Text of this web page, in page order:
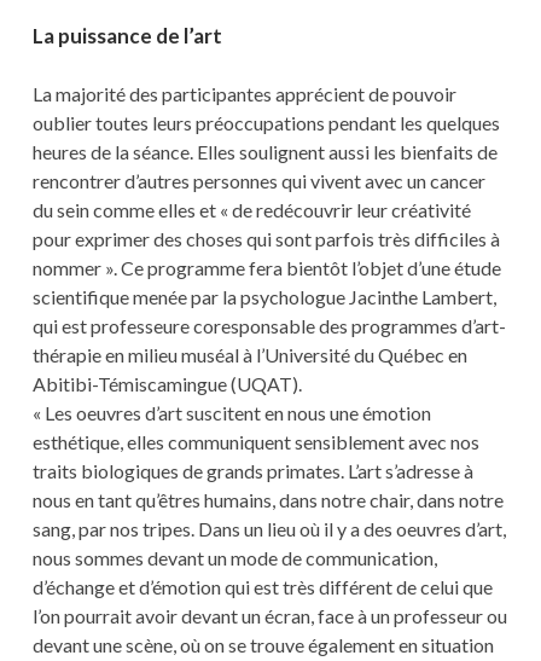
La puissance de l’art
La majorité des participantes apprécient de pouvoir
oublier toutes leurs préoccupations pendant les quelques
heures de la séance. Elles soulignent aussi les bienfaits de
rencontrer d’autres personnes qui vivent avec un cancer
du sein comme elles et « de redécouvrir leur créativité
pour exprimer des choses qui sont parfois très difficiles à
nommer ». Ce programme fera bientôt l’objet d’une étude
scientifique menée par la psychologue Jacinthe Lambert,
qui est professeure coresponsable des programmes d’art-
thérapie en milieu muséal à l’Université du Québec en
Abitibi-Témiscamingue (UQAT).
« Les oeuvres d’art suscitent en nous une émotion
esthétique, elles communiquent sensiblement avec nos
traits biologiques de grands primates. L’art s’adresse à
nous en tant qu’êtres humains, dans notre chair, dans notre
sang, par nos tripes. Dans un lieu où il y a des oeuvres d’art,
nous sommes devant un mode de communication,
d’échange et d’émotion qui est très différent de celui que
l’on pourrait avoir devant un écran, face à un professeur ou
devant une scène, où on se trouve également en situation